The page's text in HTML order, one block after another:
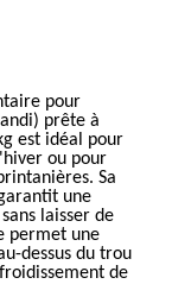
pour
prête à
est idéal pour
ou pour
Sa
une
laisser de
permet une
dessus du trou
de